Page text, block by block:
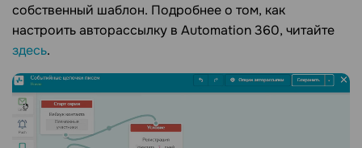
собственный шаблон. Подробнее о том, как
настроить авторассылку в Automation 360, читайте
здесь.